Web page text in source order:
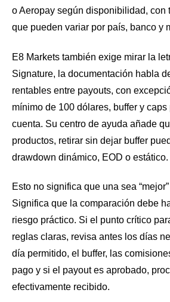
o Aeropay según disponibilidad, con
que pueden variar por país, banco y
E8 Markets también exige mirar la
Signature, la documentación habla
rentables entre payouts, con
mínimo de 100 dólares, buffer y caps
cuenta. Su centro de ayuda añade
productos, retirar sin dejar buffer
drawdown dinámico, EOD o estático.
Esto no significa que una sea
Significa que la comparación debe
riesgo práctico. Si el punto crítico
reglas claras, revisa antes los días
día permitido, el buffer, las
pago y si el payout es aprobado,
efectivamente recibido.